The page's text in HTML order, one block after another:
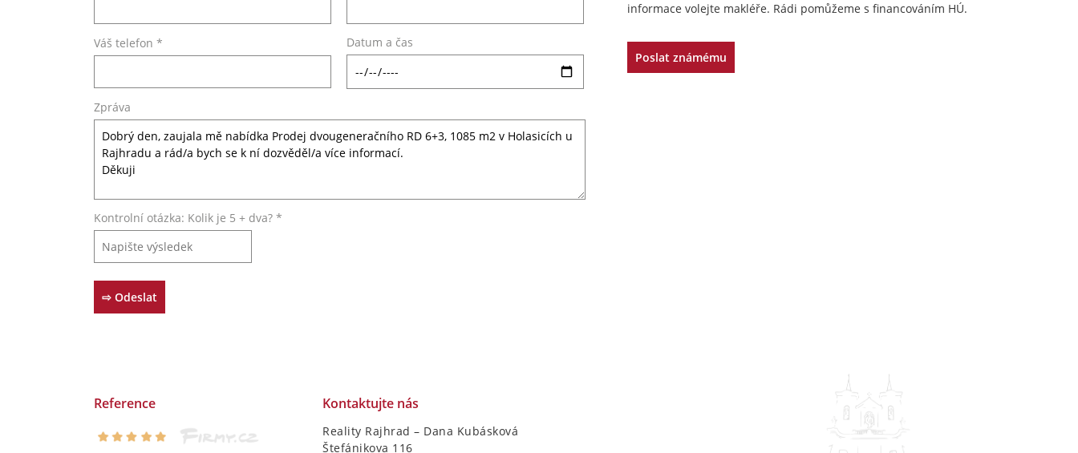
Váš telefon * Datum a čas
Zpráva
Kontrolní otázka: Kolik je 5 + dva? *
informace volejte makléře. Rádi pomůžeme s financováním HÚ.
Poslat známému
Reference Kontaktujte nás
Reality Rajhrad – Dana Kubásková
Štefánikova 116